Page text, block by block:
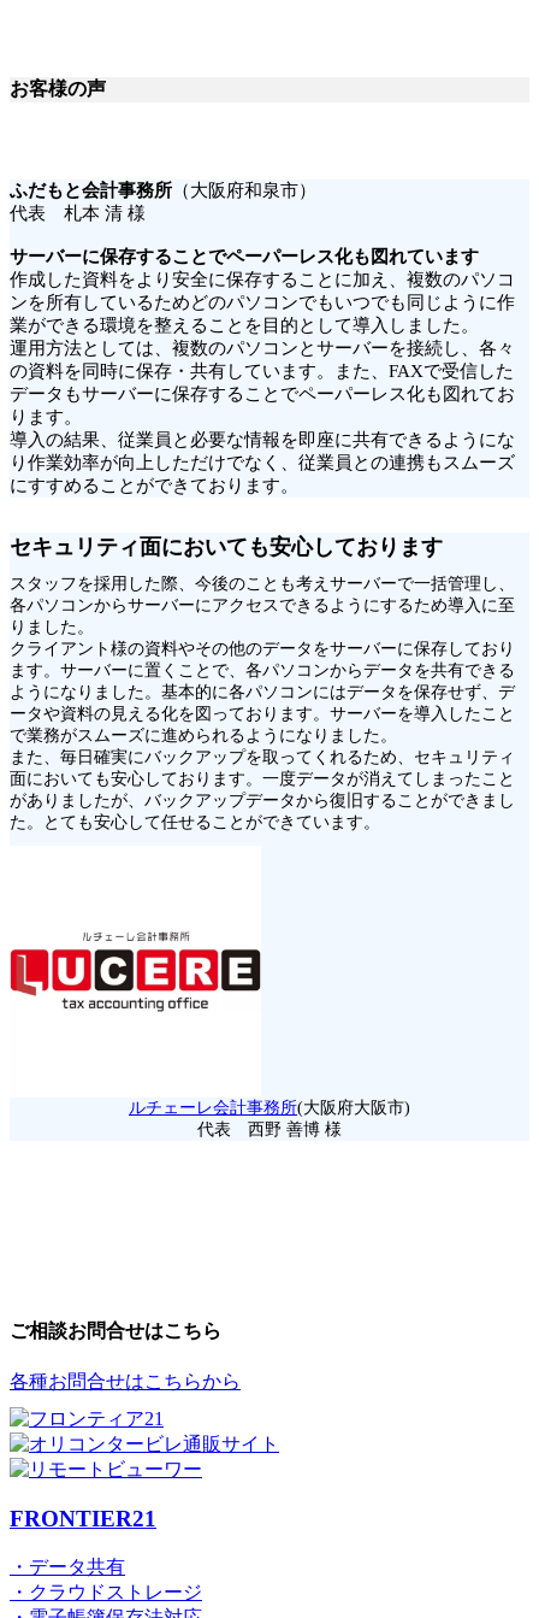
お客様の声
ふだもと会計事務所 （大阪府和泉市）
代表 札本 清 様
サーバーに保存することでペーパーレス化も図れています
作成した資料をより安全に保存することに加え、複数のパソコ
ンを所有しているためどのパソコンでもいつでも同じように作
業ができる環境を整えることを目的として導入しました。
運用方法としては、複数のパソコンとサーバーを接続し、各々
の資料を同時に保存・共有しています。また、FAXで受信した
データもサーバーに保存することでペーパーレス化も図れてお
ります。
導入の結果、従業員と必要な情報を即座に共有できるようにな
り作業効率が向上しただけでなく、従業員との連携もスムーズ
にすすめることができております。
セキュリティ面においても安心しております
スタッフを採用した際、今後のことも考えサーバーで一括管理し、
各パソコンからサーバーにアクセスできるようにするため導入に至
りました。
クライアント様の資料やその他のデータをサーバーに保存しており
ます。サーバーに置くことで、各パソコンからデータを共有できる
ようになりました。基本的に各パソコンにはデータを保存せず、デ
ータや資料の見える化を図っております。サーバーを導入したこと
で業務がスムーズに進められるようになりました。
また、毎日確実にバックアップを取ってくれるため、セキュリティ
面においても安心しております。一度データが消えてしまったこと
がありましたが、バックアップデータから復旧することができまし
た。とても安心して任せることができています。
ルチェーレ会計事務所(大阪府大阪市)
代表 西野 善博 様
ご相談お問合せはこちら
各種お問合せはこちらから
FRONTIER21
・データ共有
・クラウドストレージ